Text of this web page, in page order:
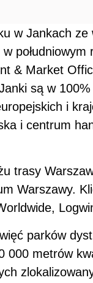
w Jankach
południowym
& Market
są w 100%
i
i centrum
trasy
Warszawy.
parków
000 metrów